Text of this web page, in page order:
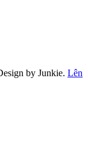
by Junkie. Lên